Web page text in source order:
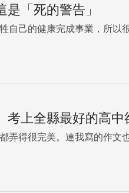
「死的警告」
自己的健康完成事業，所以
考上全縣最好的高
弄得很完美。連我寫的作文